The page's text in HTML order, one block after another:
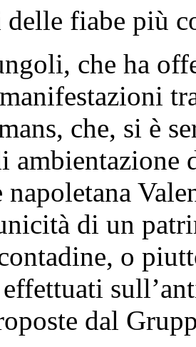
delle fiabe più
che ha
che, si è
ambientazione
napoletana
di un
o
dal